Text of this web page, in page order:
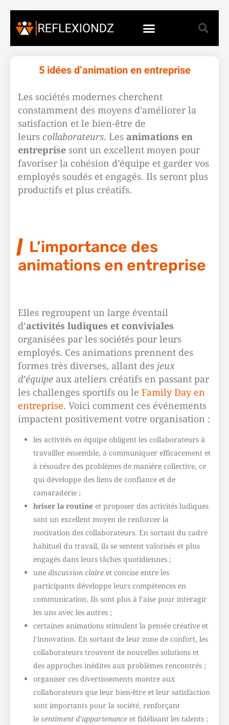
5 idées d’animation en entreprise
Les sociétés modernes cherchent
constamment des moyens d’améliorer la
satisfaction et le bien-être de
leurs collaborateurs. Les animations en
entreprise sont un excellent moyen pour
favoriser la cohésion d’équipe et garder vos
employés soudés et engagés. Ils seront plus
productifs et plus créatifs.
L’importance des
animations en entreprise
Elles regroupent un large éventail
d’activités ludiques et conviviales
organisées par les sociétés pour leurs
employés. Ces animations prennent des
formes très diverses, allant des jeux
d’équipe aux ateliers créatifs en passant par
les challenges sportifs ou le Family Day en
entreprise. Voici comment ces événements
impactent positivement votre organisation :
les activités en équipe obligent les collaborateurs à
travailler ensemble, à communiquer efficacement et
à résoudre des problèmes de manière collective, ce
qui développe des liens de confiance et de
camaraderie ;
briser la routine et proposer des activités ludiques
sont un excellent moyen de renforcer la
motivation des collaborateurs. En sortant du cadre
habituel du travail, ils se sentent valorisés et plus
engagés dans leurs tâches quotidiennes ;
une discussion claire et concise entre les
participants développe leurs compétences en
communication. Ils sont plus à l’aise pour interagir
les uns avec les autres ;
certaines animations stimulent la pensée créative et
l’innovation. En sortant de leur zone de confort, les
collaborateurs trouvent de nouvelles solutions et
des approches inédites aux problèmes rencontrés ;
organiser ces divertissements montre aux
collaborateurs que leur bien-être et leur satisfaction
sont importants pour la société, renforçant
le sentiment d’appartenance et fidélisant les talents ;